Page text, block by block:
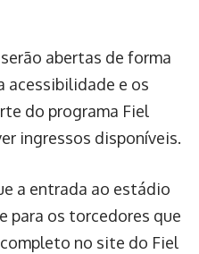
abertas de forma
acessibilidade e os
do programa Fiel
ingressos disponíveis.
a entrada ao estádio
para os torcedores que
no site do Fiel